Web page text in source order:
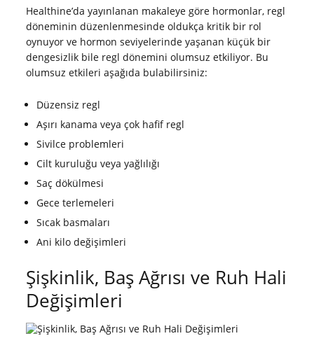
Healthine’da yayınlanan makaleye göre hormonlar, regl
döneminin düzenlenmesinde oldukça kritik bir rol
oynuyor ve hormon seviyelerinde yaşanan küçük bir
dengesizlik bile regl dönemini olumsuz etkiliyor. Bu
olumsuz etkileri aşağıda bulabilirsiniz:
Düzensiz regl
Aşırı kanama veya çok hafif regl
Sivilce problemleri
Cilt kuruluğu veya yağlılığı
Saç dökülmesi
Gece terlemeleri
Sıcak basmaları
Ani kilo değişimleri
Şişkinlik, Baş Ağrısı ve Ruh Hali
Değişimleri